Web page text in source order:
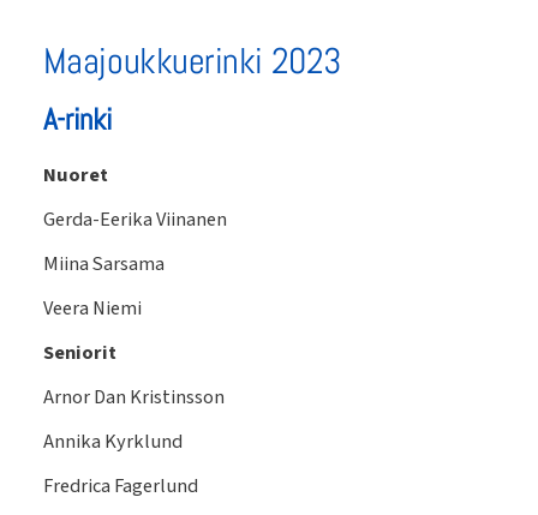
Maajoukkuerinki 2023
A-rinki
Nuoret
Gerda-Eerika Viinanen
Miina Sarsama
Veera Niemi
Seniorit
Arnor Dan Kristinsson
Annika Kyrklund
Fredrica Fagerlund